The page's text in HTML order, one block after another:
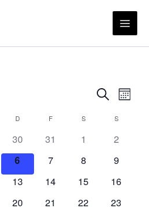
Ansichten,
SucheMonat
DDONNERSTAG
FFREITAG SSAMSTAGS
30 31 1
2
6 7 8
9
13 14 15
16
20 21 22
23